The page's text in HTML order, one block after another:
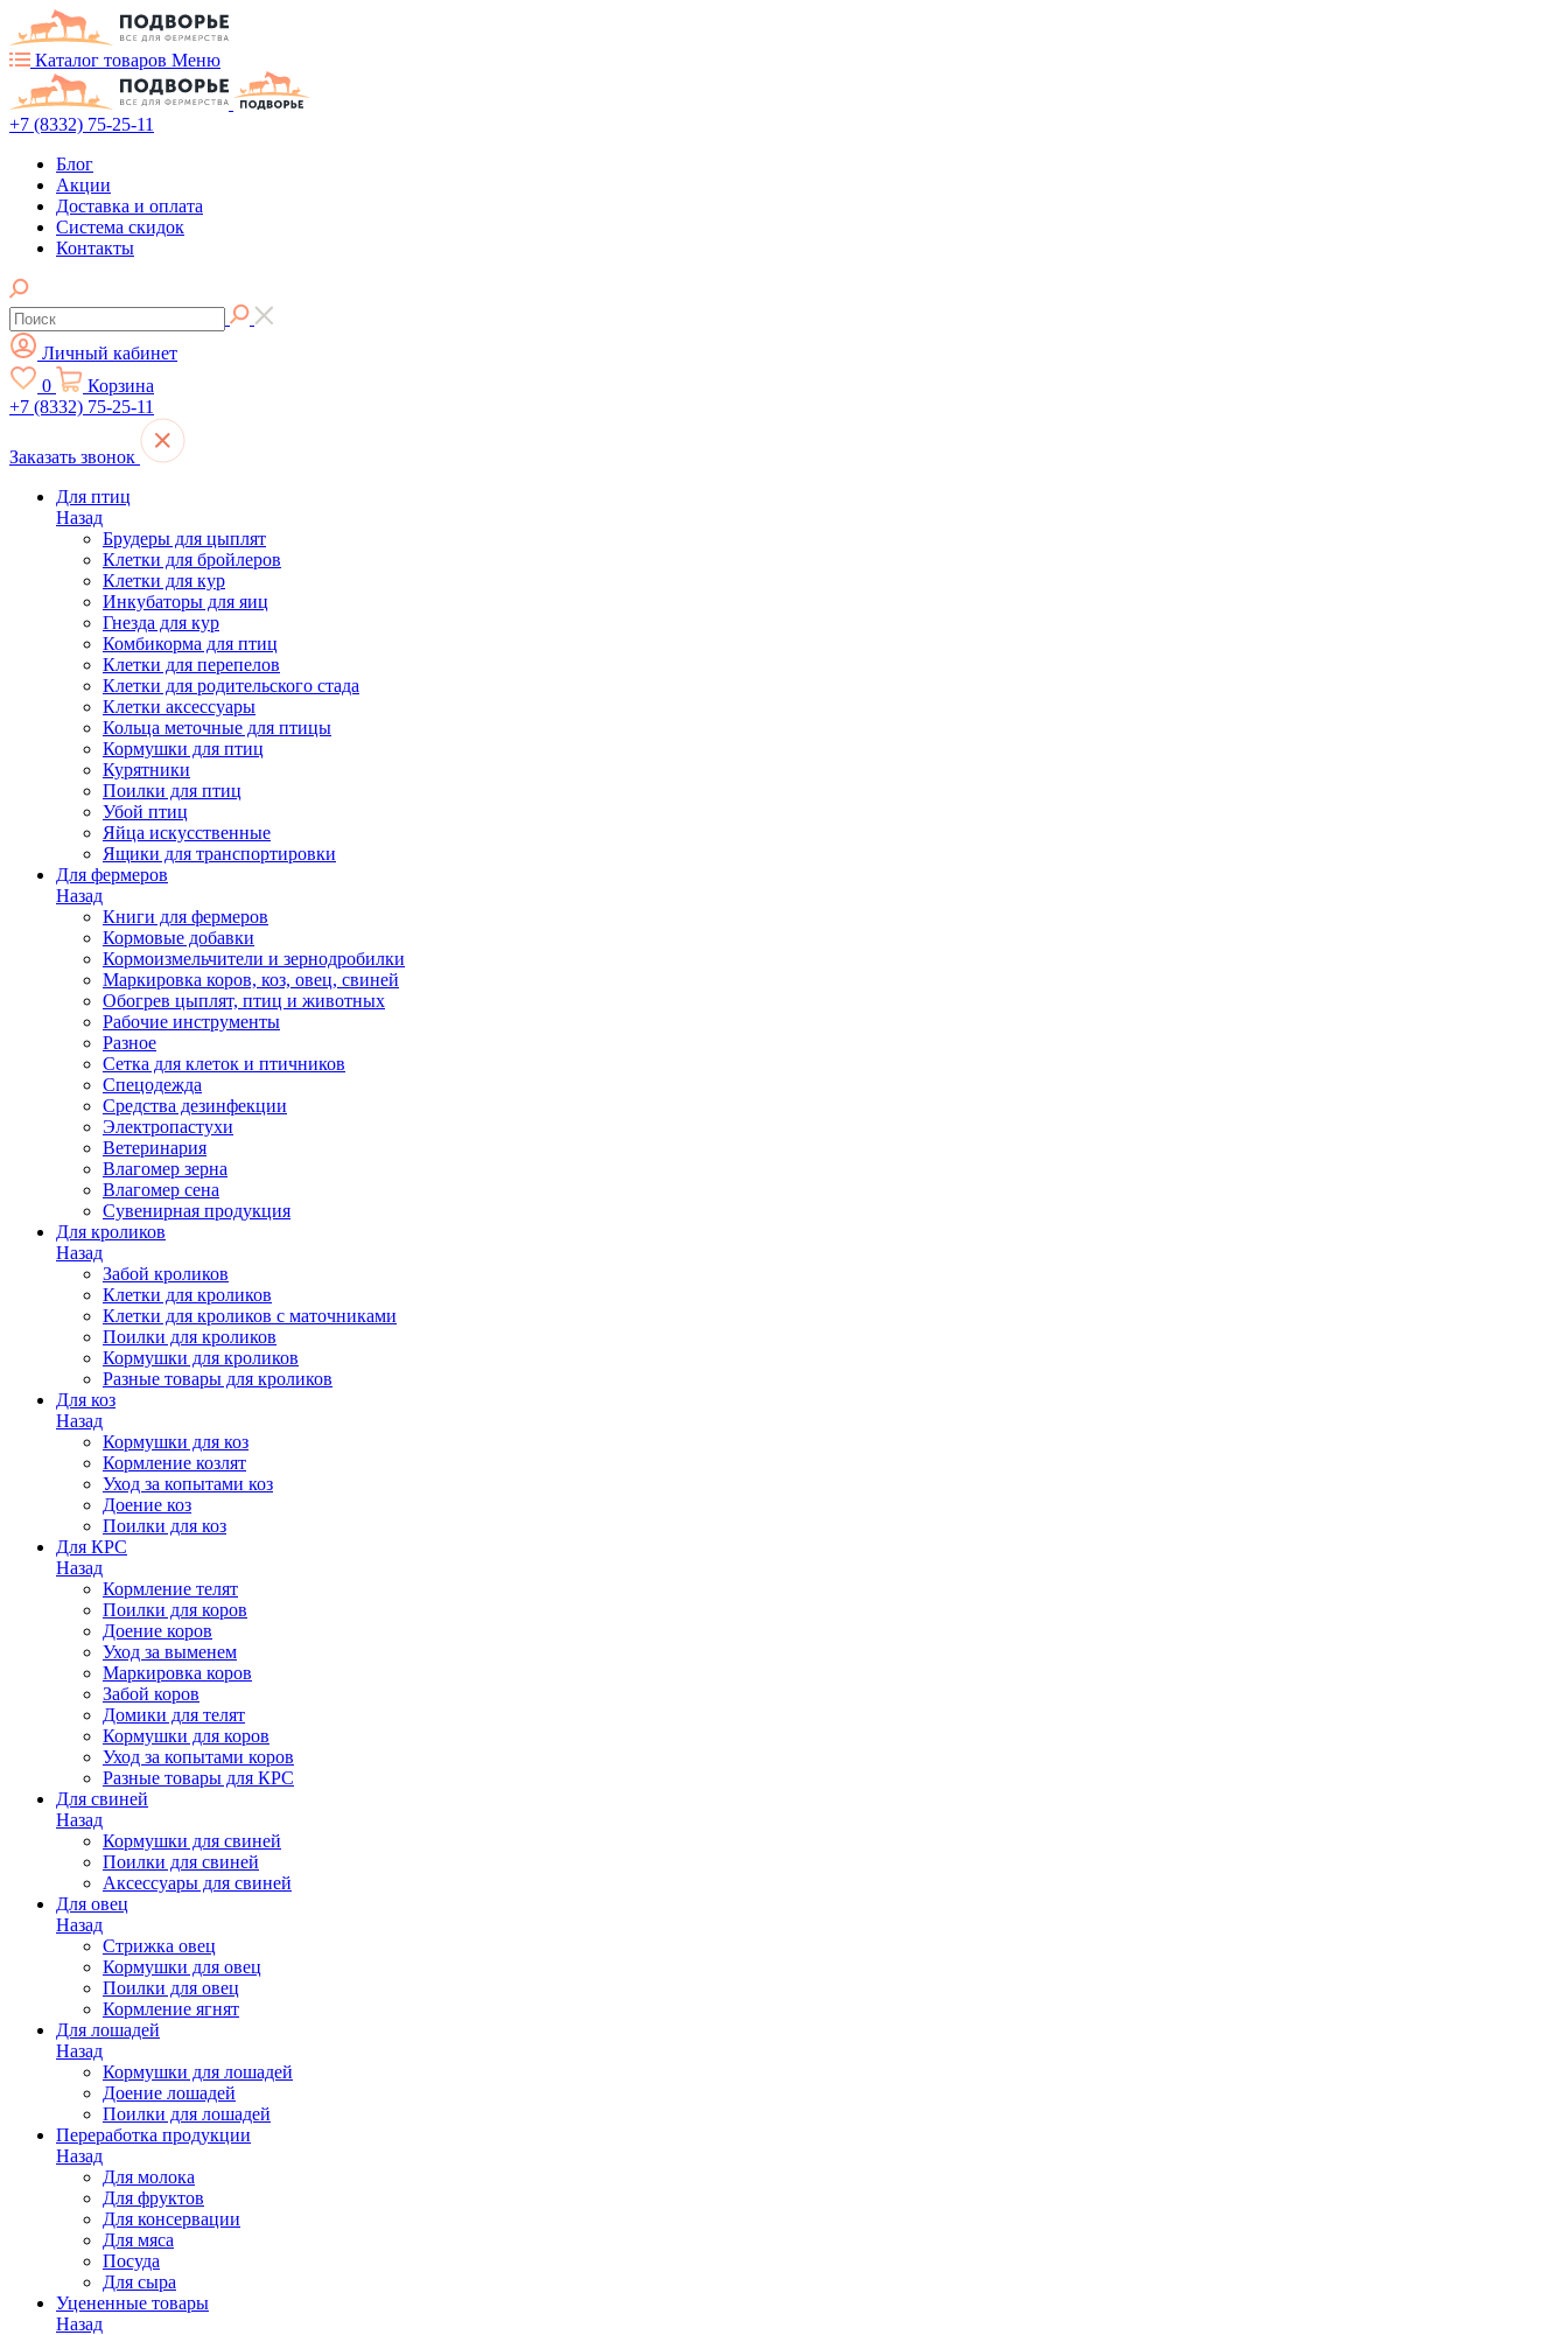
Каталог товаров Меню
+7 (8332) 75-25-11
Блог
Акции
Доставка и оплата
Система скидок
Контакты
Личный кабинет
0
Корзина
+7 (8332) 75-25-11
Заказать звонок
Для птиц
Назад
Брудеры для цыплят
Клетки для бройлеров
Клетки для кур
Инкубаторы для яиц
Гнезда для кур
Комбикорма для птиц
Клетки для перепелов
Клетки для родительского стада
Клетки аксессуары
Кольца меточные для птицы
Кормушки для птиц
Курятники
Поилки для птиц
Убой птиц
Яйца искусственные
Ящики для транспортировки
Для фермеров
Назад
Книги для фермеров
Кормовые добавки
Кормоизмельчители и зернодробилки
Маркировка коров, коз, овец, свиней
Обогрев цыплят, птиц и животных
Рабочие инструменты
Разное
Сетка для клеток и птичников
Спецодежда
Средства дезинфекции
Электропастухи
Ветеринария
Влагомер зерна
Влагомер сена
Сувенирная продукция
Для кроликов
Назад
Забой кроликов
Клетки для кроликов
Клетки для кроликов с маточниками
Поилки для кроликов
Кормушки для кроликов
Разные товары для кроликов
Для коз
Назад
Кормушки для коз
Кормление козлят
Уход за копытами коз
Доение коз
Поилки для коз
Для КРС
Назад
Кормление телят
Поилки для коров
Доение коров
Уход за выменем
Маркировка коров
Забой коров
Домики для телят
Кормушки для коров
Уход за копытами коров
Разные товары для КРС
Для свиней
Назад
Кормушки для свиней
Поилки для свиней
Аксессуары для свиней
Для овец
Назад
Стрижка овец
Кормушки для овец
Поилки для овец
Кормление ягнят
Для лошадей
Назад
Кормушки для лошадей
Доение лошадей
Поилки для лошадей
Переработка продукции
Назад
Для молока
Для фруктов
Для консервации
Для мяса
Посуда
Для сыра
Уцененные товары
Назад